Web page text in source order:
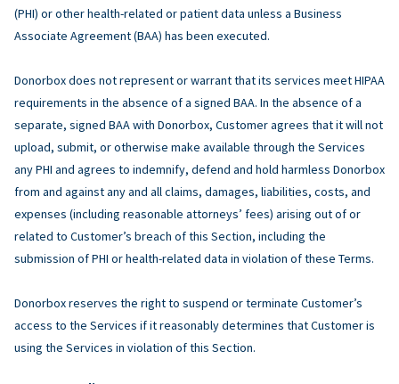
(PHI) or other health-related or patient data unless a Business
Associate Agreement (BAA) has been executed.
Donorbox does not represent or warrant that its services meet HIPAA
requirements in the absence of a signed BAA. In the absence of a
separate, signed BAA with Donorbox, Customer agrees that it will not
upload, submit, or otherwise make available through the Services
any PHI and agrees to indemnify, defend and hold harmless Donorbox
from and against any and all claims, damages, liabilities, costs, and
expenses (including reasonable attorneys’ fees) arising out of or
related to Customer’s breach of this Section, including the
submission of PHI or health-related data in violation of these Terms.
Donorbox reserves the right to suspend or terminate Customer’s
access to the Services if it reasonably determines that Customer is
using the Services in violation of this Section.